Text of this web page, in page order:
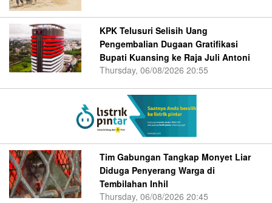
KPK Telusuri Selisih Uang
Pengembalian Dugaan Gratifikasi
Bupati Kuansing ke Raja Juli Antoni
Thursday, 06/08/2026 20:55
Tim Gabungan Tangkap Monyet Liar
Diduga Penyerang Warga di
Tembilahan Inhil
Thursday, 06/08/2026 20:45